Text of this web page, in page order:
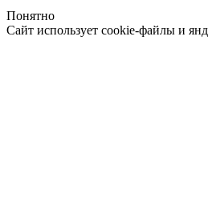
Понятно
Сайт использует cookie-файлы и